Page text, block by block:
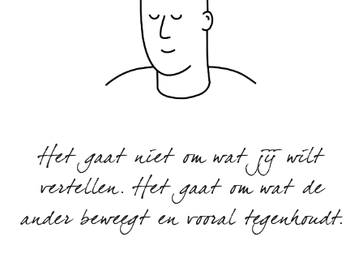
Het gaat niet om wat jij wilt
vertellen. Het gaat om wat de
ander beweegt en vooral tegenhoudt.